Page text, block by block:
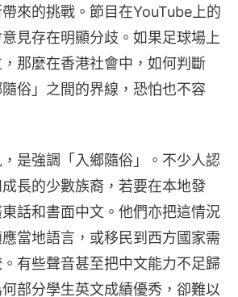
來的挑戰。節目在YouTube上的
見存在明顯分歧。如果足球場上
那麼在香港社會中，如何判斷
隨俗」之間的界線，恐怕也不容
是強調「入鄉隨俗」。不少人認
長的少數族裔，若要在本地發
話和書面中文。他們亦把這情況
當地語言，或移民到西方國家需
有些聲音甚至把中文能力不足歸
部分學生英文成績優秀，卻難以